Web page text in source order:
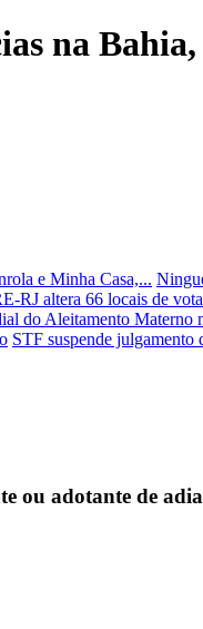
na
e Minha Casa,...
RJ altera 66 locais de
do Aleitamento
STF suspende julgamento
ou adotante de